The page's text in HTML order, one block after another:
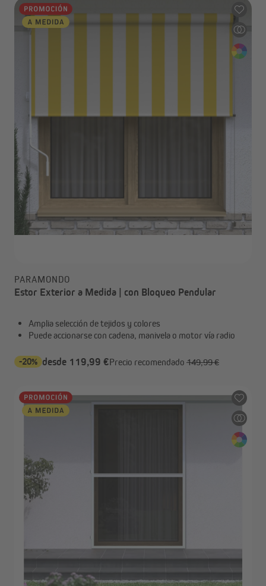
PARAMONDO
Estor Exterior a Medida | con Bloqueo Pendular
Amplia selección de tejidos y colores
Puede accionarse con cadena, manivela o motor vía radio
-20% desde 119,99 €Precio recomendado 149,99 €